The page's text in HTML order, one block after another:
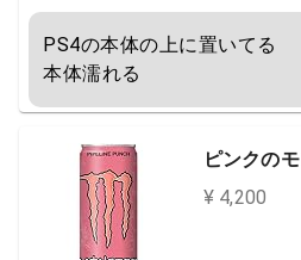
PS4の本体の上に置いてる
本体濡れる
ピンクの
¥ 4,200